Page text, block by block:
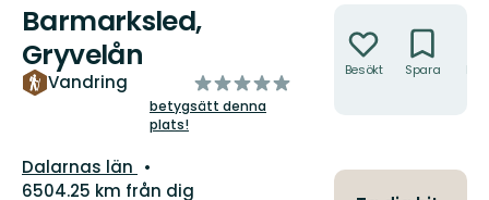
Barmarksled,
Gryvelån
Vandring
av
5
betygsätt denna
plats!
Län:
Dalarnas län
6504.25 km från dig
Besökt Spara